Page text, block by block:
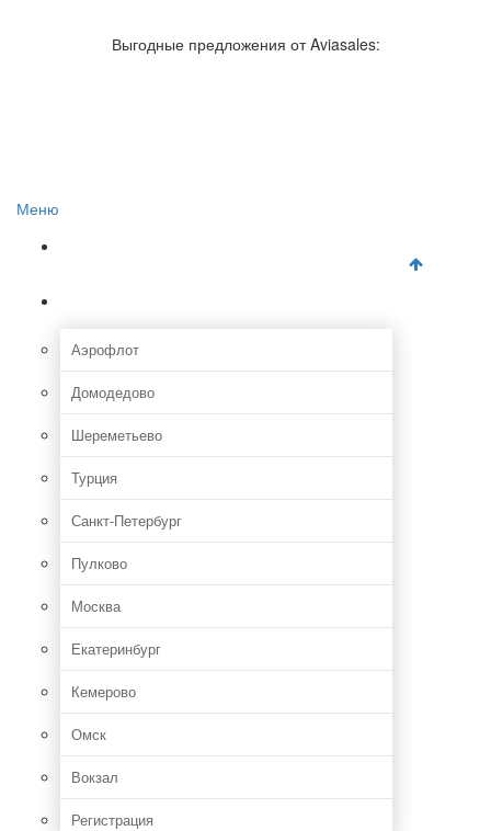
Отзывы об авиакомпаниях
Отзывы об аэропортах
Выгодные предложения от Aviasales:
Меню
Аэрофлот
Домодедово
Шереметьево
Турция
Санкт-Петербург
Пулково
Москва
Екатеринбург
Кемерово
Омск
Вокзал
Регистрация